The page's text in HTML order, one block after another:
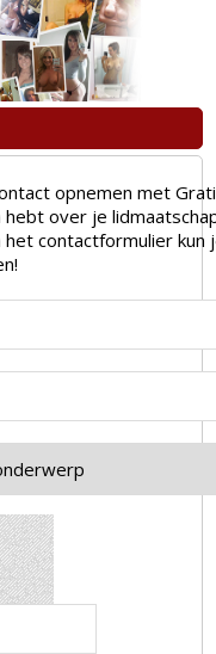
opnemen met
over je
contactformulier kun